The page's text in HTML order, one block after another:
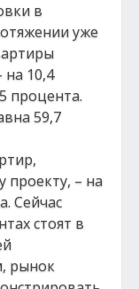
в
уже
на 10,4
процента.
59,7
проекту, – на
Сейчас
стоят в
рынок